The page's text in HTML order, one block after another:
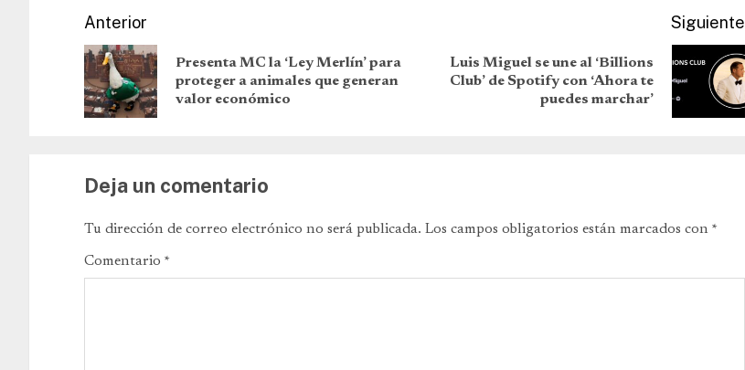
Anterior
Presenta MC la ‘Ley Merlín’ para
proteger a animales que generan
valor económico
Siguiente
Luis Miguel se une al ‘Billions
Club’ de Spotify con ‘Ahora te
puedes marchar’
Deja un comentario
Tu dirección de correo electrónico no será publicada. Los campos obligatorios están marcados con *
Comentario *